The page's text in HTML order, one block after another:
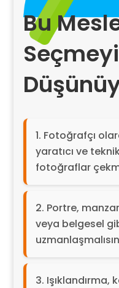
Bu
Seçmeyi
Fotoğrafçı
yaratıcı ve
fotoğraflar
Portre,
veya belgesel
Işıklandırma,